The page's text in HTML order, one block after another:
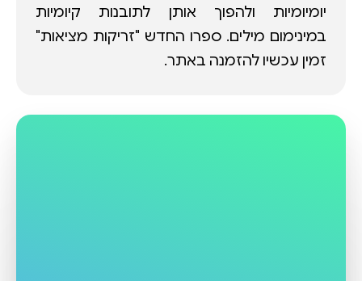
יומיומיות ולהפוך אותן לתובנות קיומיות
במינימום מילים. ספרו החדש "זריקות מציאות"
זמין עכשיו להזמנה באתר.